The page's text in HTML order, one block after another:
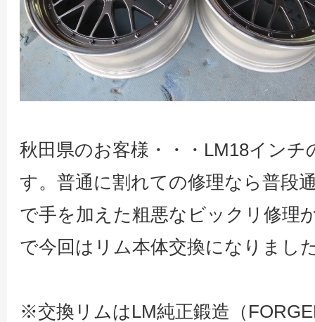
秋田県のお客様・・・LM18イン
す。普通に割れての修理なら普段
で手を加えた粗悪なビックリ修理
で今回はリム本体交換になりまし
※交換リムはLM純正鍛造（